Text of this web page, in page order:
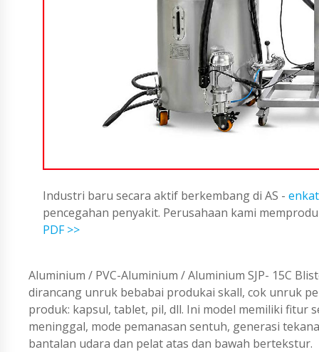
Industri baru secara aktif berkembang di AS -
pencegahan penyakit. Perusahaan kami
PDF >>
Aluminium / PVC-Aluminium / Aluminium SJP- 15C
dirancang unruk bebabai produkai skall, cok unruk
produk: kapsul, tablet, pil, dll. Ini model memiliki fitur
meninggal, mode pemanasan sentuh, generasi
bantalan udara dan pelat atas dan bawah bertekstur.